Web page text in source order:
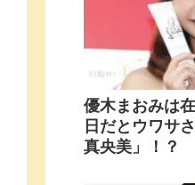
優木まおみは
日だとウワサ
真央美」！？